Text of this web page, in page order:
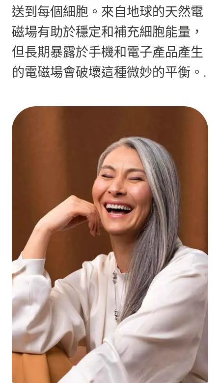
送到每個細胞。來自地球的天然電
磁場有助於穩定和補充細胞能量，
但長期暴露於手機和電子產品產生
的電磁場會破壞這種微妙的平衡。.